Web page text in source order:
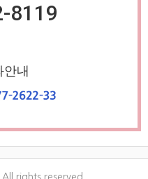
8119
안내
All rights reserved.